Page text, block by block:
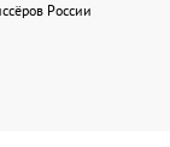
России